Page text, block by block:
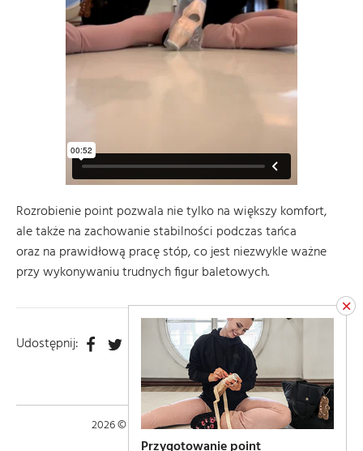
Rozrobienie point pozwala nie tylko na większy komfort,
ale także na zachowanie stabilności podczas tańca
oraz na prawidłową pracę stóp, co jest niezwykle ważne
przy wykonywaniu trudnych figur baletowych.
Udostępnij: Udostępnij na Facebook
Udostępnij na Twitter
Udostępnij na Pinterest
2026 © Copyright Natalia Augustyniak
×